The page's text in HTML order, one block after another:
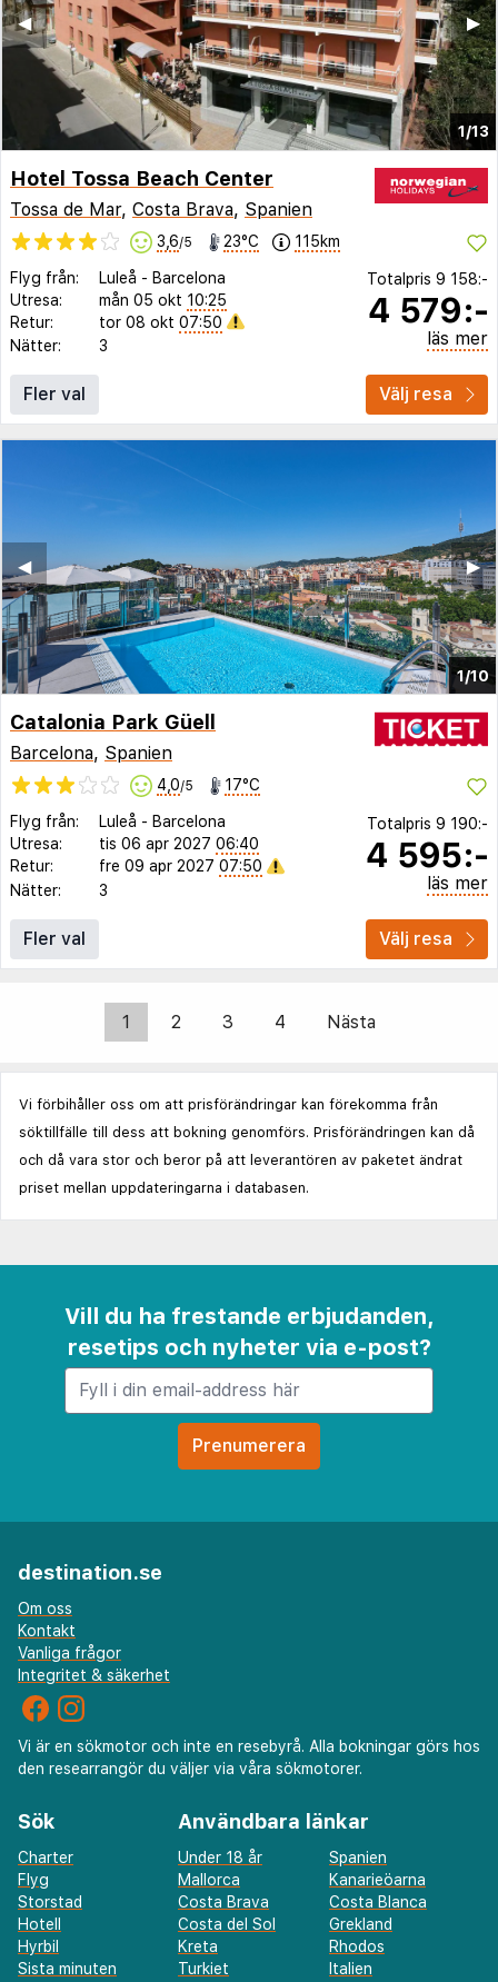
1/13
▶︎
◀︎
Hotel Tossa Beach Center
Tossa de Mar, Costa Brava, Spanien
3,6/5 23°C 115km
Flyg från: Luleå - Barcelona
Utresa:
mån 05 okt 10:25
Retur:
tor 08 okt 07:50
Nätter:
3
Totalpris 9 158:-
4 579:-
läs mer
Fler val Välj resa
1/10
▶︎
◀︎
Catalonia Park Güell
Barcelona, Spanien
4,0/5 17°C
Flyg från: Luleå - Barcelona
Utresa:
tis 06 apr 2027 06:40
Retur:
fre 09 apr 2027 07:50
Nätter:
3
Totalpris 9 190:-
4 595:-
läs mer
Fler val Välj resa
1 2 3 4 Nästa
Vi förbihåller oss om att prisförändringar kan förekomma från
söktillfälle till dess att bokning genomförs. Prisförändringen kan då
och då vara stor och beror på att leverantören av paketet ändrat
priset mellan uppdateringarna i databasen.
Vill du ha frestande erbjudanden,
resetips och nyheter via e-post?
destination.se
Om oss
Kontakt
Vanliga frågor
Integritet & säkerhet
Vi är en sökmotor och inte en resebyrå. Alla bokningar görs hos
den researrangör du väljer via våra sökmotorer.
Sök
Charter
Flyg
Storstad
Hotell
Hyrbil
Sista minuten
Användbara länkar
Under 18 år
Spanien
Mallorca
Kanarieöarna
Costa Brava
Costa Blanca
Costa del Sol
Grekland
Kreta
Rhodos
Turkiet
Italien